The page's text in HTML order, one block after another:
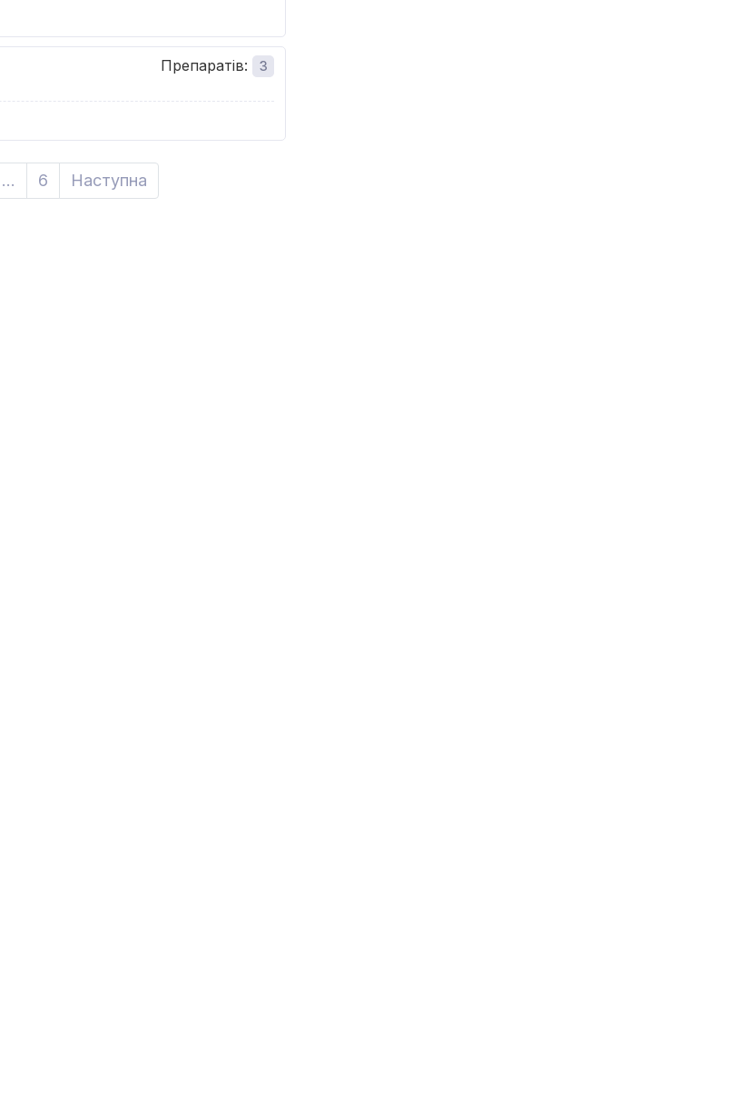
Препаратів: 3
... 6 Наступна